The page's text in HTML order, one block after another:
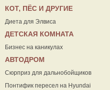
КОТ, ПЁС И ДРУГИЕ
Диета для Элвиса
ДЕТСКАЯ КОМНАТА
Бизнес на каникулах
АВТОДРОМ
Сюрприз для дальнобойщиков
Понтифик пересел на Hyundai